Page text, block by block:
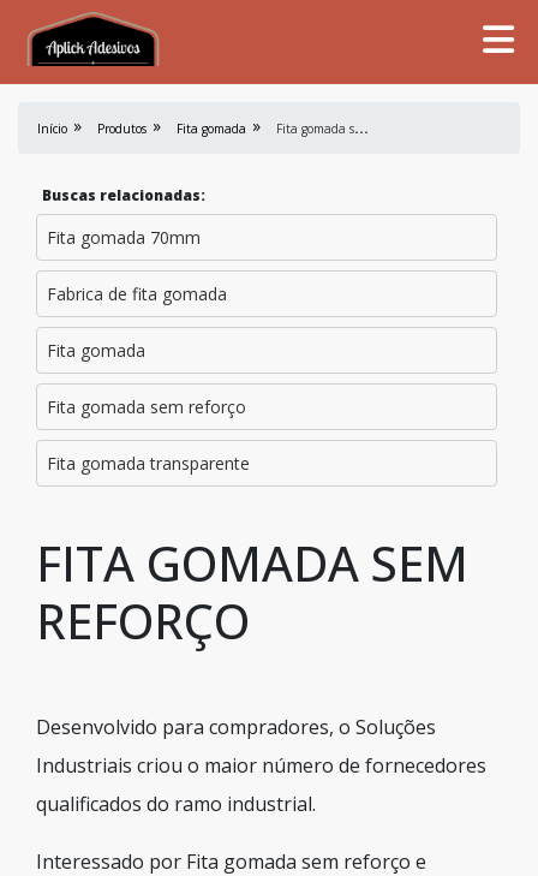
Início Produtos Fita gomada F
ita gomada sem reforço
Buscas relacionadas:
Fita gomada 70mm
Fabrica de fita gomada
Fita gomada
Fita gomada sem reforço
Fita gomada transparente
FITA GOMADA SEM
REFORÇO
Desenvolvido para compradores, o Soluções
Industriais criou o maior número de fornecedores
qualificados do ramo industrial.
Interessado por Fita gomada sem reforço e